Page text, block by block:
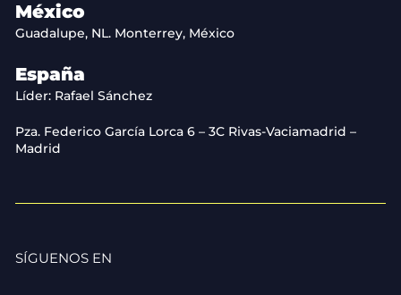
México
Guadalupe, NL. Monterrey, México
España
Líder: Rafael Sánchez
Pza. Federico García Lorca 6 – 3C Rivas-Vaciamadrid –
Madrid
SÍGUENOS EN